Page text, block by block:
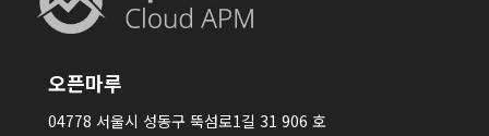
오픈마루
04778 서울시 성동구 뚝섬로1길 31 906 호